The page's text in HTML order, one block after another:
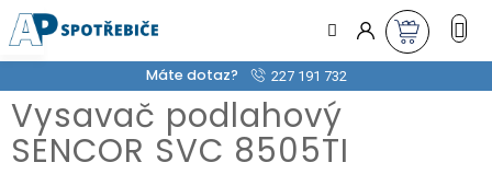
na
obsah
Máte dotaz? 227 191 732
Vysavač podlahový
SENCOR SVC 8505TI